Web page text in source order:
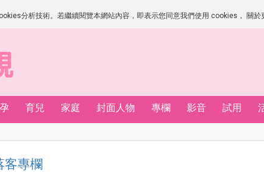
分析技術。若繼續閱覽本網站內容，即表示您同意我們使用 cookies， 關
育兒 家庭 封面人物 專欄 影音 試用
客專欄